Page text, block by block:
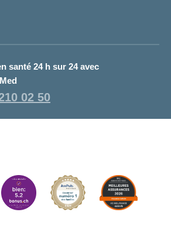
santé 24 h sur 24 avec
02 50